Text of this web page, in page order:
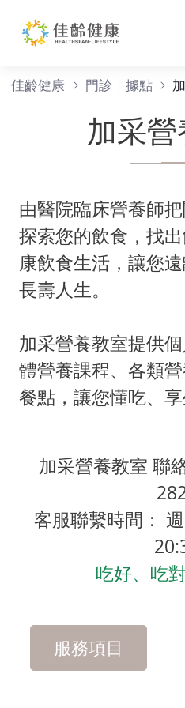
加采營養教室
佳齡健康 門診｜據點
加采
由醫院臨床營養師
探索您的飲食，找
康飲食生活，讓您
長壽人生。
加采營養教室提供
體營養課程、各類
餐點，讓您懂吃、享
加采營養教室 聯
客服聯繫時間：
吃好、吃
服務項目